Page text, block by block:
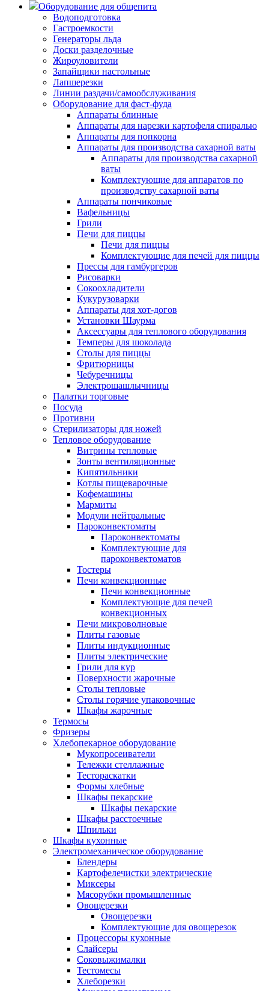
Оборудование для общепита
Водоподготовка
Гастроемкости
Генераторы льда
Доски разделочные
Жироуловители
Запайщики настольные
Лапшерезки
Линии раздачи/самообслуживания
Оборудование для фаст-фуда
Аппараты блинные
Аппараты для нарезки картофеля спиралью
Аппараты для попкорна
Аппараты для производства сахарной ваты
Аппараты для производства сахарной
ваты
Комплектующие для аппаратов по
производству сахарной ваты
Аппараты пончиковые
Вафельницы
Грили
Печи для пиццы
Печи для пиццы
Комплектующие для печей для пиццы
Прессы для гамбургеров
Рисоварки
Сокоохладители
Кукурузоварки
Аппараты для хот-догов
Установки Шаурма
Аксессуары для теплового оборудования
Темперы для шоколада
Столы для пиццы
Фритюрницы
Чебуречницы
Электрошашлычницы
Палатки торговые
Посуда
Противни
Стерилизаторы для ножей
Тепловое оборудование
Витрины тепловые
Зонты вентиляционные
Кипятильники
Котлы пищеварочные
Кофемашины
Мармиты
Модули нейтральные
Пароконвектоматы
Пароконвектоматы
Комплектующие для
пароконвектоматов
Тостеры
Печи конвекционные
Печи конвекционные
Комплектующие для печей
конвекционных
Печи микроволновые
Плиты газовые
Плиты индукционные
Плиты электрические
Грили для кур
Поверхности жарочные
Столы тепловые
Столы горячие упаковочные
Шкафы жарочные
Термосы
Фризеры
Хлебопекарное оборудование
Мукопросеиватели
Тележки стеллажные
Тестораскатки
Формы хлебные
Шкафы пекарские
Шкафы пекарские
Шкафы расстоечные
Шпильки
Шкафы кухонные
Электромеханическое оборудование
Блендеры
Картофелечистки электрические
Миксеры
Мясорубки промышленные
Овощерезки
Овощерезки
Комплектующие для овощерезок
Процессоры кухонные
Слайсеры
Соковыжималки
Тестомесы
Хлеборезки